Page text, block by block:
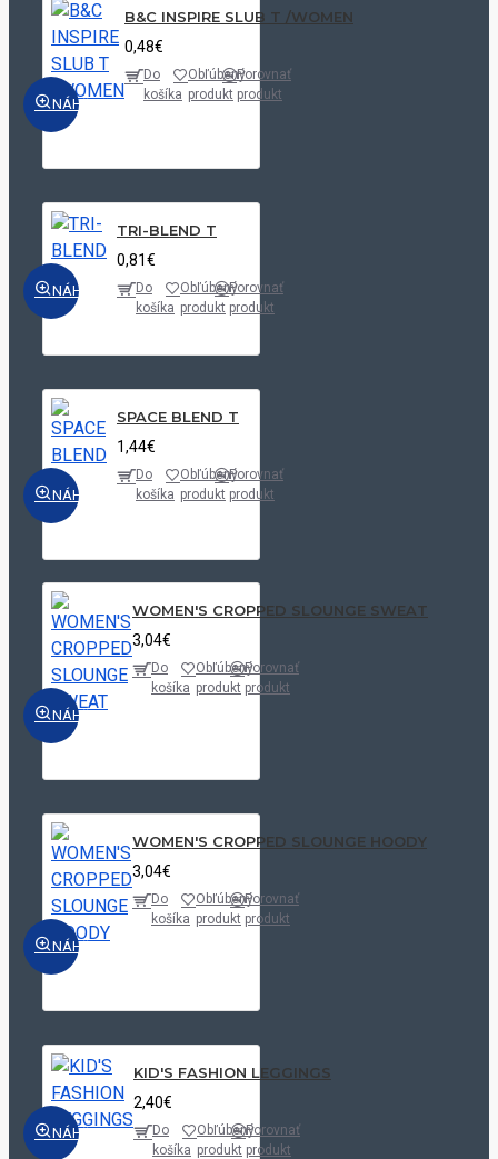
NÁHĽAD
B&C INSPIRE SLUB T /WOMEN
0,48€
Do
košíka
Obľúbený
produkt
Porovnať
produkt
NÁHĽAD
TRI-BLEND T
0,81€
Do
košíka
Obľúbený
produkt
Porovnať
produkt
NÁHĽAD
SPACE BLEND T
1,44€
Do
košíka
Obľúbený
produkt
Porovnať
produkt
NÁHĽAD
WOMEN'S CROPPED SLOUNGE SWEAT
3,04€
Do
košíka
Obľúbený
produkt
Porovnať
produkt
NÁHĽAD
WOMEN'S CROPPED SLOUNGE HOODY
3,04€
Do
košíka
Obľúbený
produkt
Porovnať
produkt
NÁHĽAD
KID'S FASHION LEGGINGS
2,40€
Do
košíka
Obľúbený
produkt
Porovnať
produkt